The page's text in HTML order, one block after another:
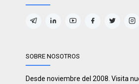
SOBRE NOSOTROS
Desde noviembre del 2008. Visita